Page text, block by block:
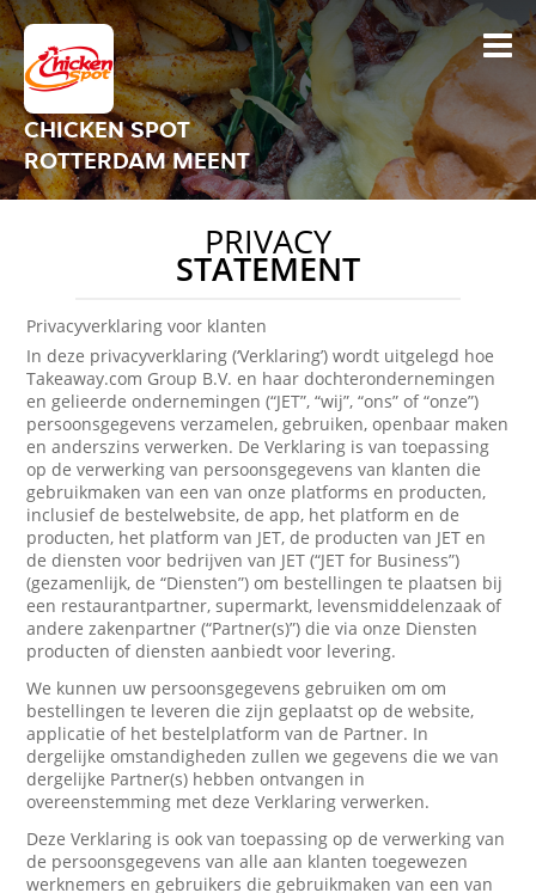
CHICKEN SPOT
ROTTERDAM MEENT
PRIVACY
STATEMENT
Privacyverklaring voor klanten
In deze privacyverklaring (‘Verklaring’) wordt uitgelegd hoe
Takeaway.com Group B.V. en haar dochterondernemingen
en gelieerde ondernemingen (“JET”, “wij”, “ons” of “onze”)
persoonsgegevens verzamelen, gebruiken, openbaar maken
en anderszins verwerken. De Verklaring is van toepassing
op de verwerking van persoonsgegevens van klanten die
gebruikmaken van een van onze platforms en producten,
inclusief de bestelwebsite, de app, het platform en de
producten, het platform van JET, de producten van JET en
de diensten voor bedrijven van JET (“JET for Business”)
(gezamenlijk, de “Diensten”) om bestellingen te plaatsen bij
een restaurantpartner, supermarkt, levensmiddelenzaak of
andere zakenpartner (“Partner(s)”) die via onze Diensten
producten of diensten aanbiedt voor levering.
We kunnen uw persoonsgegevens gebruiken om om
bestellingen te leveren die zijn geplaatst op de website,
applicatie of het bestelplatform van de Partner. In
dergelijke omstandigheden zullen we gegevens die we van
dergelijke Partner(s) hebben ontvangen in
overeenstemming met deze Verklaring verwerken.
Deze Verklaring is ook van toepassing op de verwerking van
de persoonsgegevens van alle aan klanten toegewezen
werknemers en gebruikers die gebruikmaken van een van